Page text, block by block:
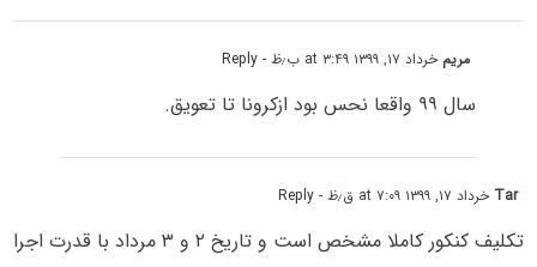
مریم خرداد ۱۷, ۱۳۹۹ at ۳:۴۹ ب٫ظ - Reply
سال ۹۹ واقعا نحس بود ازکرونا تا تعویق.
Tar خرداد ۱۷, ۱۳۹۹ at ۷:۰۹ ق٫ظ - Reply
تکلیف کنکور کاملا مشخص است و تاریخ ۲ و ۳ مرداد با قدرت اجرا